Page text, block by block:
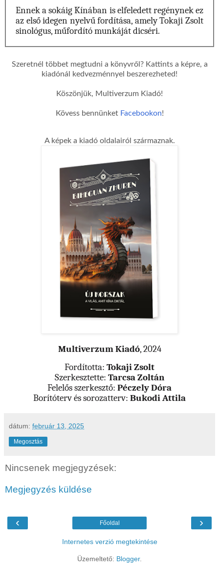
Ennek a sokáig Kínában is elfeledett regénynek ez
az első idegen nyelvű fordítása, amely Tokaji Zsolt
sinológus, műfordító munkáját dicséri.
Szeretnél többet megtudni a könyvről? Kattints a képre, a
kiadónál kedvezménnyel beszerezheted!
Köszönjük, Multiverzum Kiadó!
Kövess bennünket Facebookon!
A képek a kiadó oldalairól származnak.
Multiverzum Kiadó, 2024
Fordította: Tokaji Zsolt
Szerkesztette: Tarcsa Zoltán
Felelős szerkesztő: Péczely Dóra
Borítóterv és sorozatterv: Bukodi Attila
dátum: február 13, 2025
Megosztás
Nincsenek megjegyzések:
Megjegyzés küldése
‹ ›
Főoldal
Internetes verzió megtekintése
Üzemeltető: Blogger.